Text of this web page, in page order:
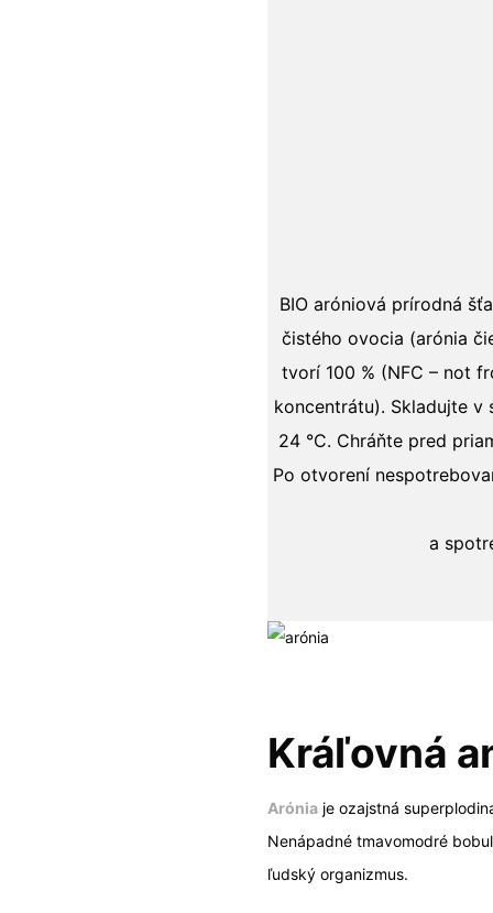
BIO aróniová prírodná
čistého ovocia (arónia
tvorí 100 % (NFC – not
koncentrátu). Skladujte
24 °C. Chráňte pred
Po otvorení
a
Kráľovná
Aróniaje ozajstná
Nenápadné tmavomodré
ľudský organizmus.